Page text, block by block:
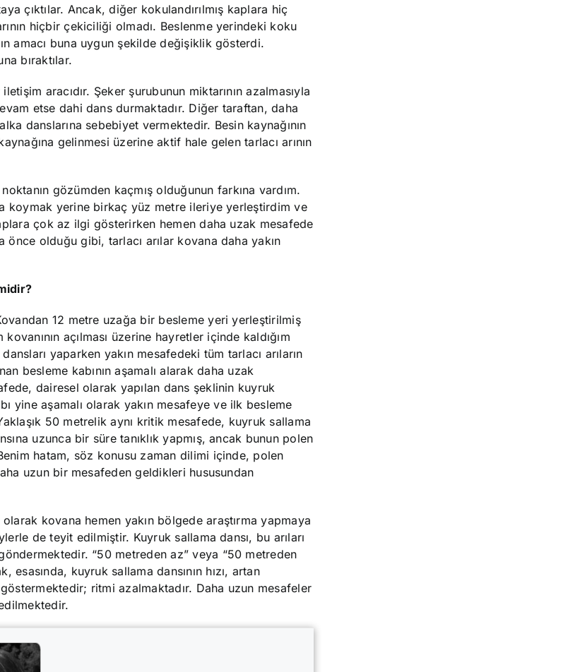
çıktılar. Ancak, diğer kokulandırılmış kaplara hiç
hiçbir çekiciliği olmadı. Beslenme yerindeki koku
amacı buna uygun şekilde değişiklik gösterdi.
bıraktılar.
aracıdır. Şeker şurubunun miktarının azalmasıyla
etse dahi dans durmaktadır. Diğer taraftan, daha
danslarına sebebiyet vermektedir. Besin kaynağının
gelinmesi üzerine aktif hale gelen tarlacı arının
gözümden kaçmış olduğunun farkına vardım.
koymak yerine birkaç yüz metre ileriye yerleştirdim ve
çok az ilgi gösterirken hemen daha uzak mesafede
olduğu gibi, tarlacı arılar kovana daha yakın
12 metre uzağa bir besleme yeri yerleştirilmiş
açılması üzerine hayretler içinde kaldığım
yaparken yakın mesafedeki tüm tarlacı arıların
besleme kabının aşamalı alarak daha uzak
dairesel olarak yapılan dans şeklinin kuyruk
yine aşamalı olarak yakın mesafeye ve ilk besleme
50 metrelik aynı kritik mesafede, kuyruk sallama
uzunca bir süre tanıklık yapmış, ancak bunun polen
hatam, söz konusu zaman dilimi içinde, polen
uzun bir mesafeden geldikleri hususundan
kovana hemen yakın bölgede araştırma yapmaya
de teyit edilmiştir. Kuyruk sallama dansı, bu arıları
“50 metreden az” veya “50 metreden
kuyruk sallama dansının hızı, artan
ritmi azalmaktadır. Daha uzun mesafeler